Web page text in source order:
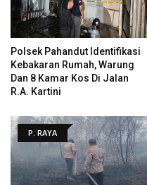
Polsek Pahandut Identifikasi
Kebakaran Rumah, Warung
Dan 8 Kamar Kos Di Jalan
R.A. Kartini
P. RAYA